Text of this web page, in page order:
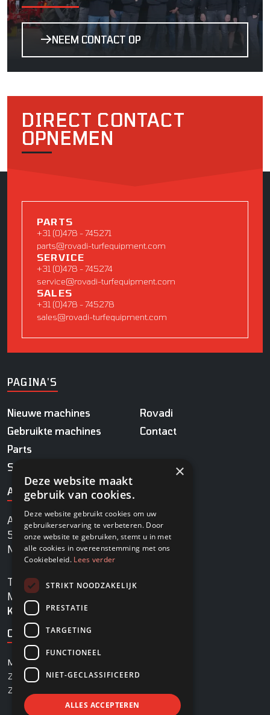
NEEM CONTACT OP
DIRECT CONTACT
OPNEMEN
PARTS
+31 (0)478 - 745271
parts@rovadi-turfequipment.com
SERVICE
+31 (0)478 - 745274
service@rovadi-turfequipment.com
SALES
+31 (0)478 - 745278
sales@rovadi-turfequipment.com
PAGINA'S
Nieuwe machines
Gebruikte machines
Parts
Service
Rovadi
Contact
ADRES
Agrobaan 13
5813 EB Ysselsteyn
Nederland
TEL +31478745270
MAILinfo@rovadi-turfequipment.com
KVK
96455101
OPENINGSTIJDEN
MAANDAG - VRIJDAG
ZATERDAG
08:00 - 12:30
ZONDAG
×
Deze website maakt
gebruik van cookies.
Deze website gebruikt cookies om uw
gebruikerservaring te verbeteren. Door
onze website te gebruiken, stemt u in met
alle cookies in overeenstemming met ons
Cookiebeleid. Lees verder
STRIKT NOODZAKELIJK
PRESTATIE
TARGETING
FUNCTIONEEL
NIET-GECLASSIFICEERD
ALLES ACCEPTEREN